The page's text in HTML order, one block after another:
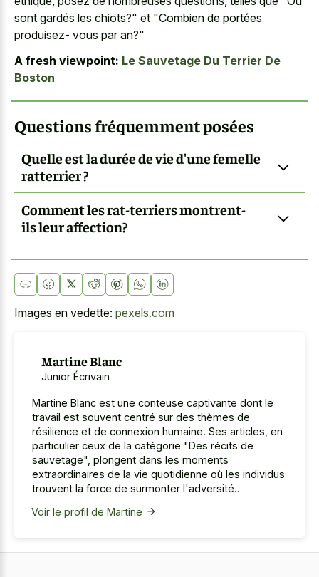
sont gardés les chiots?" et "Combien de portées
produisez- vous par an?"
A fresh viewpoint: Le Sauvetage Du Terrier De
Boston
Questions fréquemment posées
Quelle est la durée de vie d'une femelle
ratterrier ?
Comment les rat-terriers montrent-
ils leur affection?
Images en vedette: pexels.com
Martine Blanc
Junior Écrivain
Martine Blanc est une conteuse captivante dont le
travail est souvent centré sur des thèmes de
résilience et de connexion humaine. Ses articles, en
particulier ceux de la catégorie "Des récits de
sauvetage", plongent dans les moments
extraordinaires de la vie quotidienne où les individus
trouvent la force de surmonter l'adversité..
Voir le profil de Martine